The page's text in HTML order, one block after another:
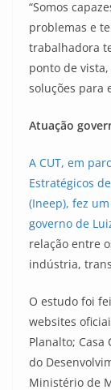
“Somos
problemas e
trabalhadora
ponto de
soluções para
Atuação
A CUT, em
Estratégicos
(Ineep), fez
governo de
relação entre
indústria,
O estudo foi
websites
Planalto;
do
Ministério de